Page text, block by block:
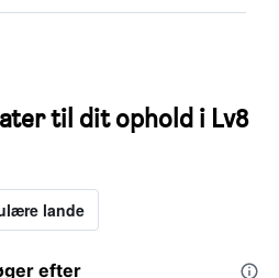
til dit ophold i Lv8
lande
efter